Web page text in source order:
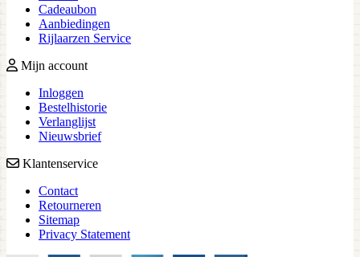
Cadeaubon
Aanbiedingen
Rijlaarzen Service
Mijn account
Inloggen
Bestelhistorie
Verlanglijst
Nieuwsbrief
Klantenservice
Contact
Retourneren
Sitemap
Privacy Statement